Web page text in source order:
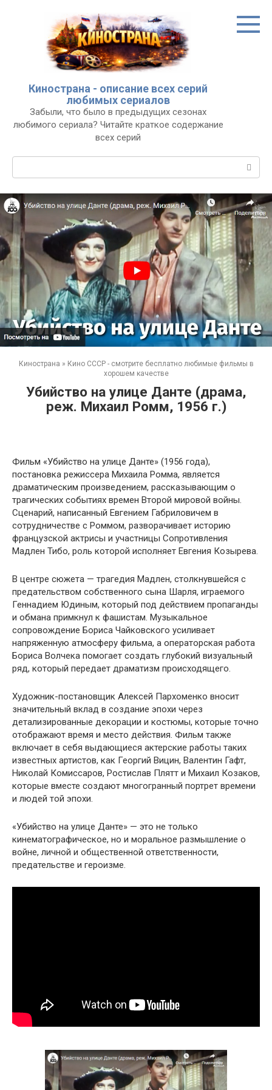
Кинострана - описание всех серий
любимых сериалов
Забыли, что было в предыдущих сезонах
любимого сериала? Читайте краткое содержание
всех серий
Кинострана » Кино СССР - смотрите бесплатно любимые фильмы в
хорошем качестве
Убийство на улице Данте (драма,
реж. Михаил Ромм, 1956 г.)
Фильм «Убийство на улице Данте» (1956 года),
постановка режиссера Михаила Ромма, является
драматическим произведением, рассказывающим о
трагических событиях времен Второй мировой войны.
Сценарий, написанный Евгением Габриловичем в
сотрудничестве с Роммом, разворачивает историю
французской актрисы и участницы Сопротивления
Мадлен Тибо, роль которой исполняет Евгения Козырева.
В центре сюжета — трагедия Мадлен, столкнувшейся с
предательством собственного сына Шарля, играемого
Геннадием Юдиным, который под действием пропаганды
и обмана примкнул к фашистам. Музыкальное
сопровождение Бориса Чайковского усиливает
напряженную атмосферу фильма, а операторская работа
Бориса Волчека помогает создать глубокий визуальный
ряд, который передает драматизм происходящего.
Художник-постановщик Алексей Пархоменко вносит
значительный вклад в создание эпохи через
детализированные декорации и костюмы, которые точно
отображают время и место действия. Фильм также
включает в себя выдающиеся актерские работы таких
известных артистов, как Георгий Вицин, Валентин Гафт,
Николай Комиссаров, Ростислав Плятт и Михаил Козаков,
которые вместе создают многогранный портрет времени
и людей той эпохи.
«Убийство на улице Данте» — это не только
кинематографическое, но и моральное размышление о
войне, личной и общественной ответственности,
предательстве и героизме.